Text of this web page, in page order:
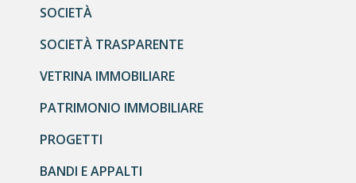
SOCIETÀ
SOCIETÀ TRASPARENTE
VETRINA IMMOBILIARE
PATRIMONIO IMMOBILIARE
PROGETTI
BANDI E APPALTI